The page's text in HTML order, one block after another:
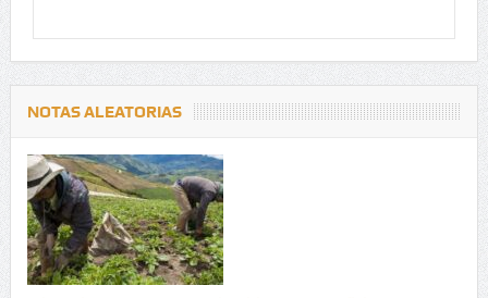
NOTAS ALEATORIAS